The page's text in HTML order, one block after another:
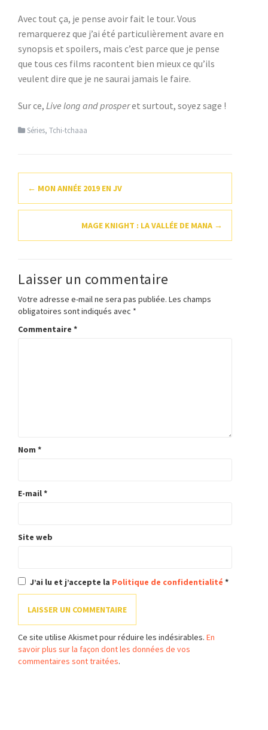
Avec tout ça, je pense avoir fait le tour. Vous
remarquerez que j’ai été particulièrement avare en
synopsis et spoilers, mais c’est parce que je pense
que tous ces films racontent bien mieux ce qu’ils
veulent dire que je ne saurai jamais le faire.
Sur ce, Live long and prosperet surtout, soyez sage !
Séries, Tchi-tchaaa
Navigation
d'article
← MON ANNÉE 2019 EN JV
MAGE KNIGHT : LA VALLÉE DE MANA →
Laisser un commentaire
Votre adresse e-mail ne sera pas publiée. Les champs
obligatoires sont indiqués avec *
Commentaire *
Nom *
E-mail*
Site web
J’ai lu et j’accepte la Politique de confidentialité *
Ce site utilise Akismet pour réduire les indésirables. En
savoir plus sur la façon dont les données de vos
commentaires sont traitées.